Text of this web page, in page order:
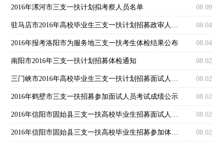
2016年漯河市三支一扶计划拟考察人员名单 08.09
驻马店市2016年高校毕业生三支一扶计划招募政审人员名单 08.04
2016年报考洛阳市为服务地三支一扶考生体检结果公布 08.04
南阳市2016年三支一扶计划招募体检通知 08.02
三门峡市2016年高校毕业生三支一扶计划招募面试人员总成绩及体检人员名单公示 08.02
2016年鹤壁市三支一扶招募参加面试人员考试成绩公示 08.02
2016年信阳市固始县三支一扶高校毕业生招募面试人员成绩公示 08.02
2016年信阳市固始县三支一扶高校毕业生招募参加体检人员公示 08.02